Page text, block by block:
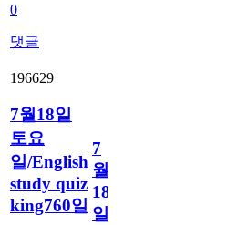
0
댓글
196629
7월18일
토요
일/English
study quiz
king760일
7
월
18
일